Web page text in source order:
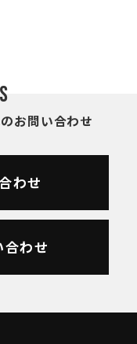
お問い合わせ
わせ
わせ